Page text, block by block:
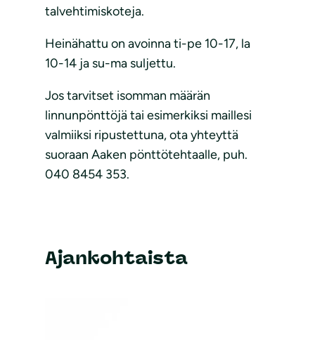
talvehtimiskoteja.
Heinähattu on avoinna ti-pe 10-17, la
10-14 ja su-ma suljettu.
Jos tarvitset isomman määrän
linnunpönttöjä tai esimerkiksi maillesi
valmiiksi ripustettuna, ota yhteyttä
suoraan Aaken pönttötehtaalle, puh.
040 8454 353.
Ajankohtaista